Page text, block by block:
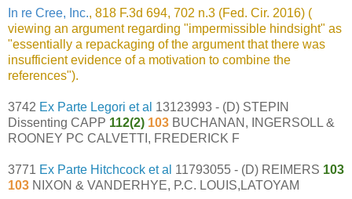
In re Cree, Inc., 818 F.3d 694, 702 n.3 (Fed. Cir. 2016) (
viewing an argument regarding "impermissible hindsight" as
"essentially a repackaging of the argument that there was
insufficient evidence of a motivation to combine the
references").
3742 Ex Parte Legori et al 13123993 - (D) STEPIN
Dissenting CAPP 112(2) 103 BUCHANAN, INGERSOLL &
ROONEY PC CALVETTI, FREDERICK F
3771 Ex Parte Hitchcock et al 11793055 - (D) REIMERS 103
103 NIXON & VANDERHYE, P.C. LOUIS,LATOYAM